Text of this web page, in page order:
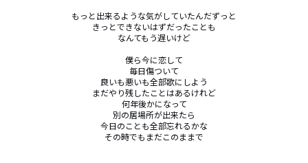
もっと出来るような気がしていたんだずっと
きっとできないはずだったことも
なんてもう遅いけど
僕ら今に恋して
毎日傷ついて
良いも悪いも全部歌にしよう
まだやり残したことはあるけれど
何年後かになって
別の居場所が出来たら
今日のことも全部忘れるかな
その時でもまだこのままで